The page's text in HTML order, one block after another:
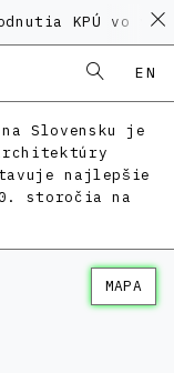
KPÚ vo
EN
Slovensku je
najlepšie
storočia na
MAPA